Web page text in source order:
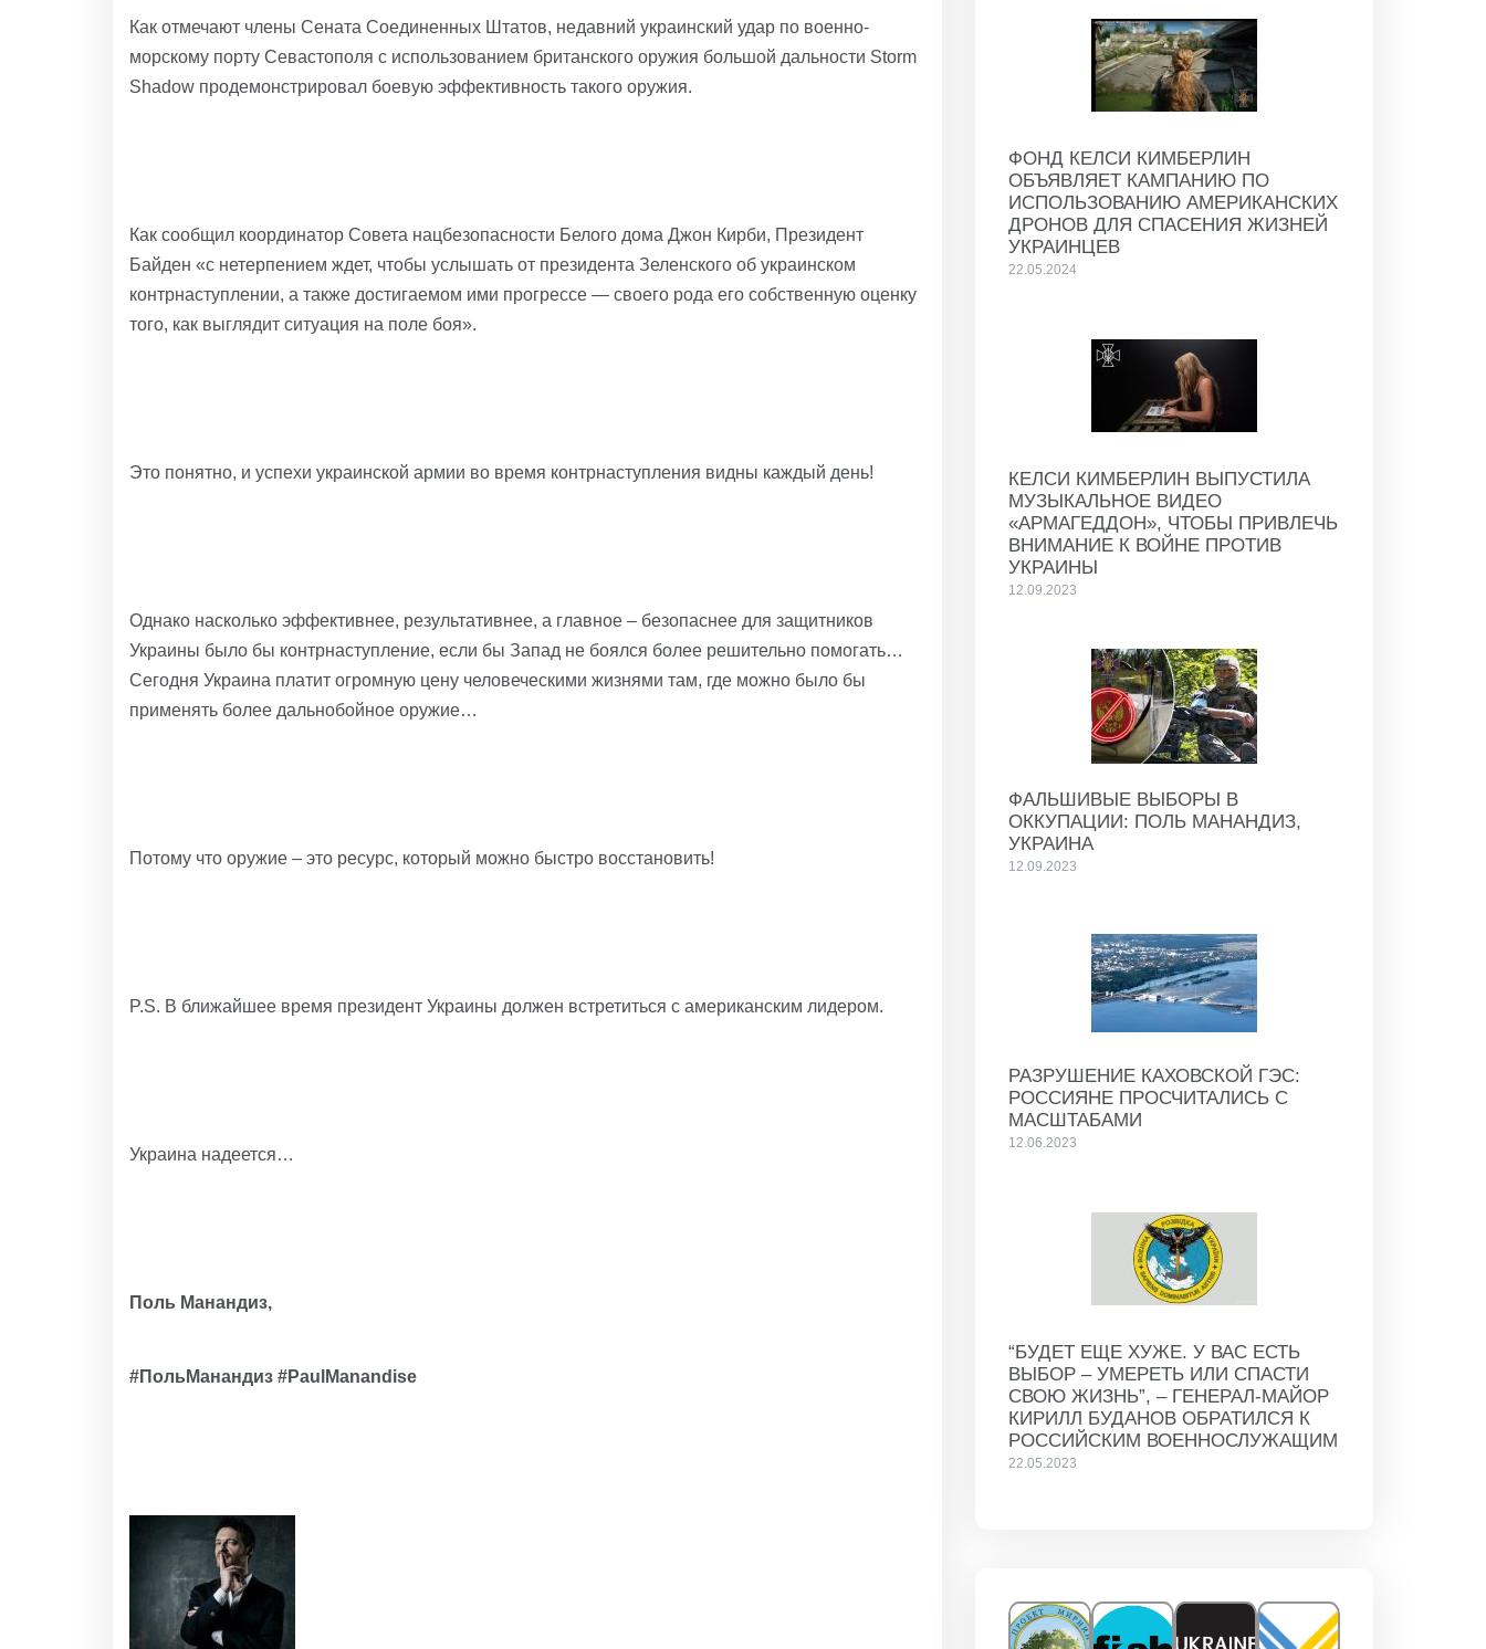
Как отмечают члены Сената Соединенных Штатов, недавний украинский удар по военно-
морскому порту Севастополя с использованием британского оружия большой дальности Storm
Shadow продемонстрировал боевую эффективность такого оружия.
Как сообщил координатор Совета нацбезопасности Белого дома Джон Кирби, Президент
Байден «с нетерпением ждет, чтобы услышать от президента Зеленского об украинском
контрнаступлении, а также достигаемом ими прогрессе — своего рода его собственную оценку
того, как выглядит ситуация на поле боя».
Это понятно, и успехи украинской армии во время контрнаступления видны каждый день!
Однако насколько эффективнее, результативнее, а главное – безопаснее для защитников
Украины было бы контрнаступление, если бы Запад не боялся более решительно помогать…
Сегодня Украина платит огромную цену человеческими жизнями там, где можно было бы
применять более дальнобойное оружие…
Потому что оружие – это ресурс, который можно быстро восстановить!
P.S. В ближайшее время президент Украины должен встретиться с американским лидером.
Украина надеется…
Поль Манандиз,
#ПольМанандиз #Paul Мanandise
ФОНД КЕЛСИ КИМБЕРЛИН
ОБЪЯВЛЯЕТ КАМПАНИЮ ПО
ИСПОЛЬЗОВАНИЮ АМЕРИКАНСКИХ
ДРОНОВ ДЛЯ СПАСЕНИЯ ЖИЗНЕЙ
УКРАИНЦЕВ
22.05.2024
КЕЛСИ КИМБЕРЛИН ВЫПУСТИЛА
МУЗЫКАЛЬНОЕ ВИДЕО
«АРМАГЕДДОН», ЧТОБЫ ПРИВЛЕЧЬ
ВНИМАНИЕ К ВОЙНЕ ПРОТИВ
УКРАИНЫ
12.09.2023
ФАЛЬШИВЫЕ ВЫБОРЫ В
ОККУПАЦИИ: ПОЛЬ МАНАНДИЗ,
УКРАИНА
12.09.2023
РАЗРУШЕНИЕ КАХОВСКОЙ ГЭС:
РОССИЯНЕ ПРОСЧИТАЛИСЬ С
МАСШТАБАМИ
12.06.2023
“БУДЕТ ЕЩЕ ХУЖЕ. У ВАС ЕСТЬ
ВЫБОР – УМЕРЕТЬ ИЛИ СПАСТИ
СВОЮ ЖИЗНЬ”, – ГЕНЕРАЛ-МАЙОР
КИРИЛЛ БУДАНОВ ОБРАТИЛСЯ К
РОССИЙСКИМ ВОЕННОСЛУЖАЩИМ
22.05.2023